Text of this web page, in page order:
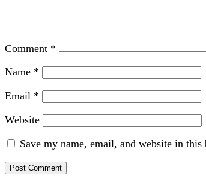
Comment *
Name *
Email *
Website
Save my name, email, and website in